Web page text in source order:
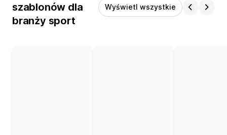
szablonów dla
branży sport
Wyświetl wszystkie